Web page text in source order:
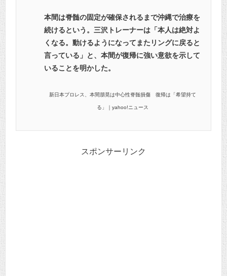
本間は脊髄の固定が確保されるまで沖縄で治療を
続けるという。三沢トレーナーは「本人は絶対よ
くなる。動けるようになってまたリングに戻ると
言っている」と、本間が復帰に強い意欲を示して
いることを明かした。
新日本プロレス、本間朋晃は中心性脊髄損傷 復帰は「希望持て
る」｜yahoo!ニュース
スポンサーリンク